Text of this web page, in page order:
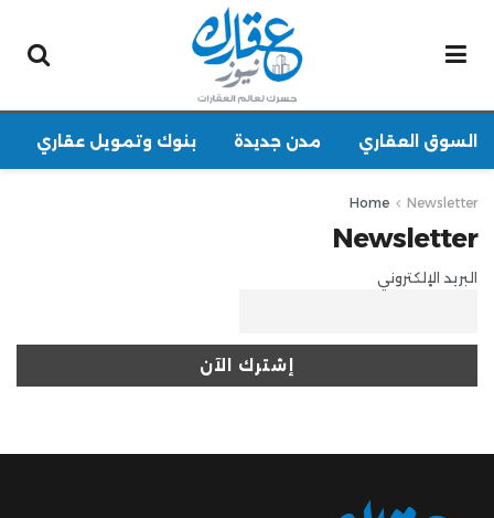
السوق العقاري مدن جديدة بنوك وتمويل عقاري
Home Newsletter
Newsletter
البريد الإلكتروني